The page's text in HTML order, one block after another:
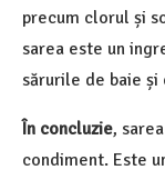
precum clorul și
sarea este un
sărurile de baie
În concluzie,
condiment. Este